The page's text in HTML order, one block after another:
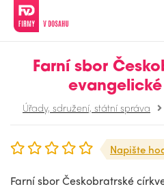
Farní sbor
evangelické
Úřady, sdružení, státní správa
Napište
Farní sbor Českobratrské